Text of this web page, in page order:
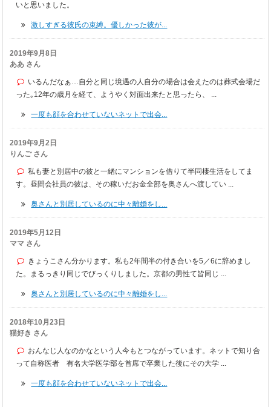
いと思いました。
激しすぎる彼氏の束縛。優しかった彼が...
2019年9月8日
ああ さん
いるんだなぁ…自分と同じ境遇の人自分の場合は会えたのは葬式会場だ
った｡12年の歳月を経て、ようやく対面出来たと思ったら、 ...
一度も顔を合わせていないネットで出会...
2019年9月2日
りんご さん
私も妻と別居中の彼と一緒にマンションを借りて半同棲生活をしてま
す。昼間会社員の彼は、その稼いだお金全部を奥さんへ渡してい ...
奥さんと別居しているのに中々離婚をし...
2019年5月12日
ママ さん
きょうこさん分かります。私も2年間半の付き合いを5／6に辞めまし
た。まるっきり同じでびっくりしました。京都の男性て皆同じ ...
奥さんと別居しているのに中々離婚をし...
2018年10月23日
猫好き さん
おんなじ人なのかなという人今もとつながっています。ネットで知り合
って自称医者 有名大学医学部を首席で卒業した後にその大学 ...
一度も顔を合わせていないネットで出会...